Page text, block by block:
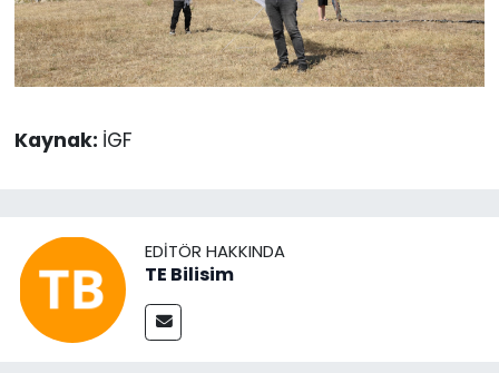
Kaynak: İGF
EDITÖR HAKKINDA
TE Bilisim